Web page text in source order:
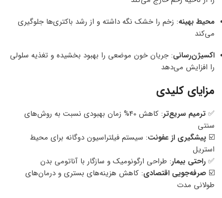
محیط بهینه: زخم را خشک نگه داشته و از رشد باکتری‌ها جلوگیری
می‌کند
اکسیژن‌رسانی: جریان خون موضعی را بهبود بخشیده و تغذیه سلولی
را افزایش می‌دهد
مزایای کلیدی
✅ ترمیم سریع‌تر
: کاهش 40% زمان بهبودی نسبت به روش‌های
سنتی
☑️ پیشگیری از عفونت: سیستم فیلتراسیون دوگانه برای محیط
استریل
✅ راحتی بیمار: طراحی ارگونومیک و سازگار با آناتومی بدن
☑️ صرفه‌جویی اقتصادی: کاهش هزینه‌های بستری و درمان‌های
طولانی مدت